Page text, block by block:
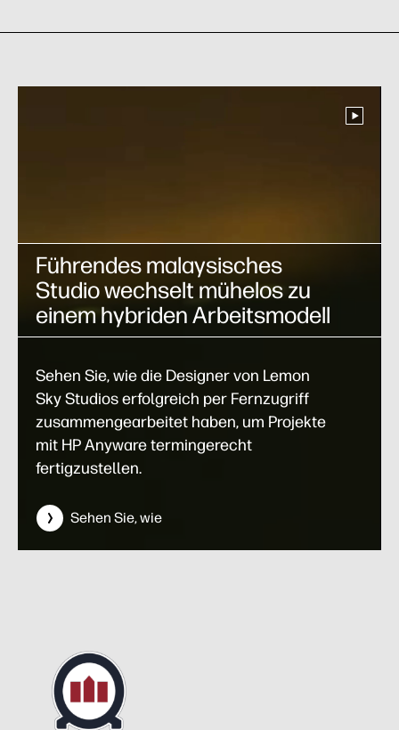
Führendes malaysisches
Studio wechselt mühelos zu
einem hybriden Arbeitsmodell
Sehen Sie, wie die Designer von Lemon
Sky Studios erfolgreich per Fernzugriff
zusammengearbeitet haben, um Projekte
mit HP Anyware termingerecht
fertigzustellen.
Sehen Sie, wie